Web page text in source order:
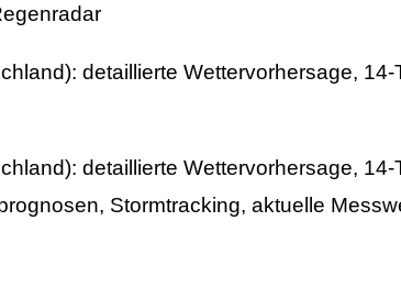
detaillierte Wettervorhersage, 14-
detaillierte Wettervorhersage, 14-
Stormtracking, aktuelle